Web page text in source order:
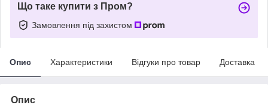
Що таке купити з Пром?
Замовлення під захистом
Опис Характеристики Відгуки про товар Доставка
Опис